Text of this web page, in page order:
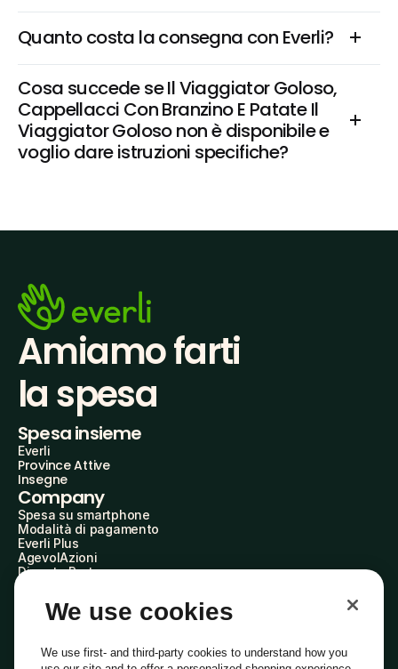
Quanto costa la consegna con Everli?
Cosa succede se Il Viaggiator Goloso,
Cappellacci Con Branzino E Patate Il
Viaggiator Goloso non è disponibile e
voglio dare istruzioni specifiche?
Amiamo farti
la spesa
Spesa insieme
Everli
Province Attive
Insegne
Company
Spesa su smartphone
Modalità di pagamento
Everli Plus
AgevolAzioni
Diventa Partner
Everli Shoppers
About Us
Everli News
Domande frequenti
We use cookies
We use first- and third-party cookies to understand how you